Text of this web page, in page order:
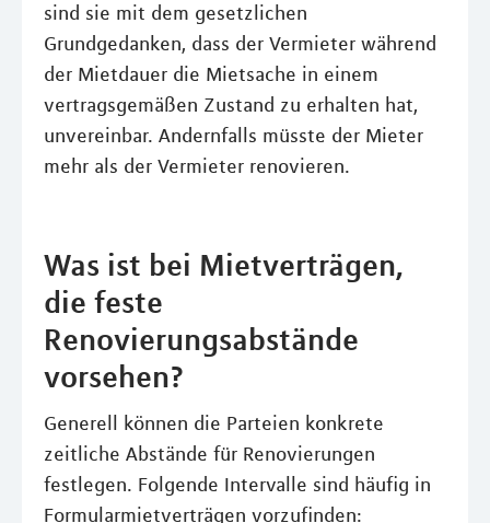
sind sie mit dem gesetzlichen
Grundgedanken, dass der Vermieter während
der Mietdauer die Mietsache in einem
vertragsgemäßen Zustand zu erhalten hat,
unvereinbar. Andernfalls müsste der Mieter
mehr als der Vermieter renovieren.
Was ist bei Mietverträgen,
die feste
Renovierungsabstände
vorsehen?
Generell können die Parteien konkrete
zeitliche Abstände für Renovierungen
festlegen. Folgende Intervalle sind häufig in
Formularmietverträgen vorzufinden: